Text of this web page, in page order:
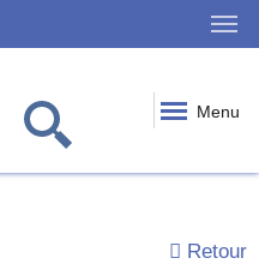
Menu
Retour